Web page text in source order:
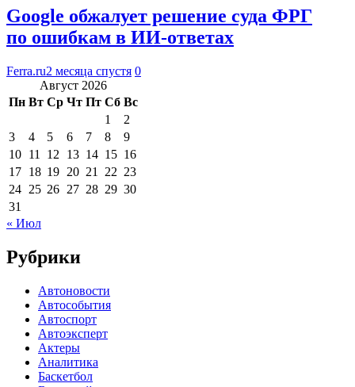
Google обжалует решение суда ФРГ
по ошибкам в ИИ-ответах
Ferra.ru2 месяца спустя 0
Август 2026
Пн Вт Ср Чт Пт Сб Вс
1
2
3
4 5 6 7 8
9
10 11 12 13 14 15 16
17 18 19 20 21 22 23
24 25 26 27 28 29 30
31
« Июл
Рубрики
Автоновости
Автособытия
Автоспорт
Автоэксперт
Актеры
Аналитика
Баскетбол